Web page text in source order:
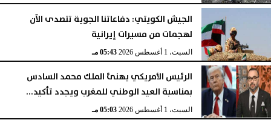
الجيش الكويتي: دفاعاتنا الجوية تتصدى الآن
لهجمات من مسيرات إيرانية
السبت، 1 أغسطس 2026 05:43 مـ
الرئيس الأمريكي يهنئ الملك محمد السادس
بمناسبة العيد الوطني للمغرب ويجدد تأكيد...
السبت، 1 أغسطس 2026 05:03 مـ